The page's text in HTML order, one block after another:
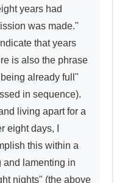
years had
was made."
that years
is also the phrase
already full"
in sequence).
living apart for a
eight days, I
this within a
lamenting in
nights" (the above